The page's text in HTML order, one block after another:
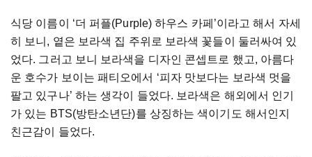
식당 이름이 ‘더 퍼플(Purple)하우스 카페 ’이라고 해서 자세
히 보니 , 옅은 보라색 집 주위로 보라색 꽃들이 둘러싸여 있
었다. 그러고 보니 보라색을 디자인 콘셉트로 했고, 아름다
운 호수가 보이는 패티오에서 ‘피자 맛보다는 보라색 멋을
팔고 있구나’ 하는 생각이 들었다. 보라색은 해외에서 인기
가 있는 BTS(방탄소년단)를 상징하는 색이기도 해서인지
친근감이 들었다.